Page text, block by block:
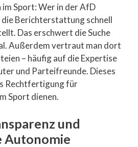
Sport: Wer in der AfD
Berichterstattung schnell
Das erschwert die Suche
Außerdem vertraut man dort
– häufig auf die Expertise
und Parteifreunde. Dieses
Rechtfertigung für
Sport dienen.
und
Autonomie